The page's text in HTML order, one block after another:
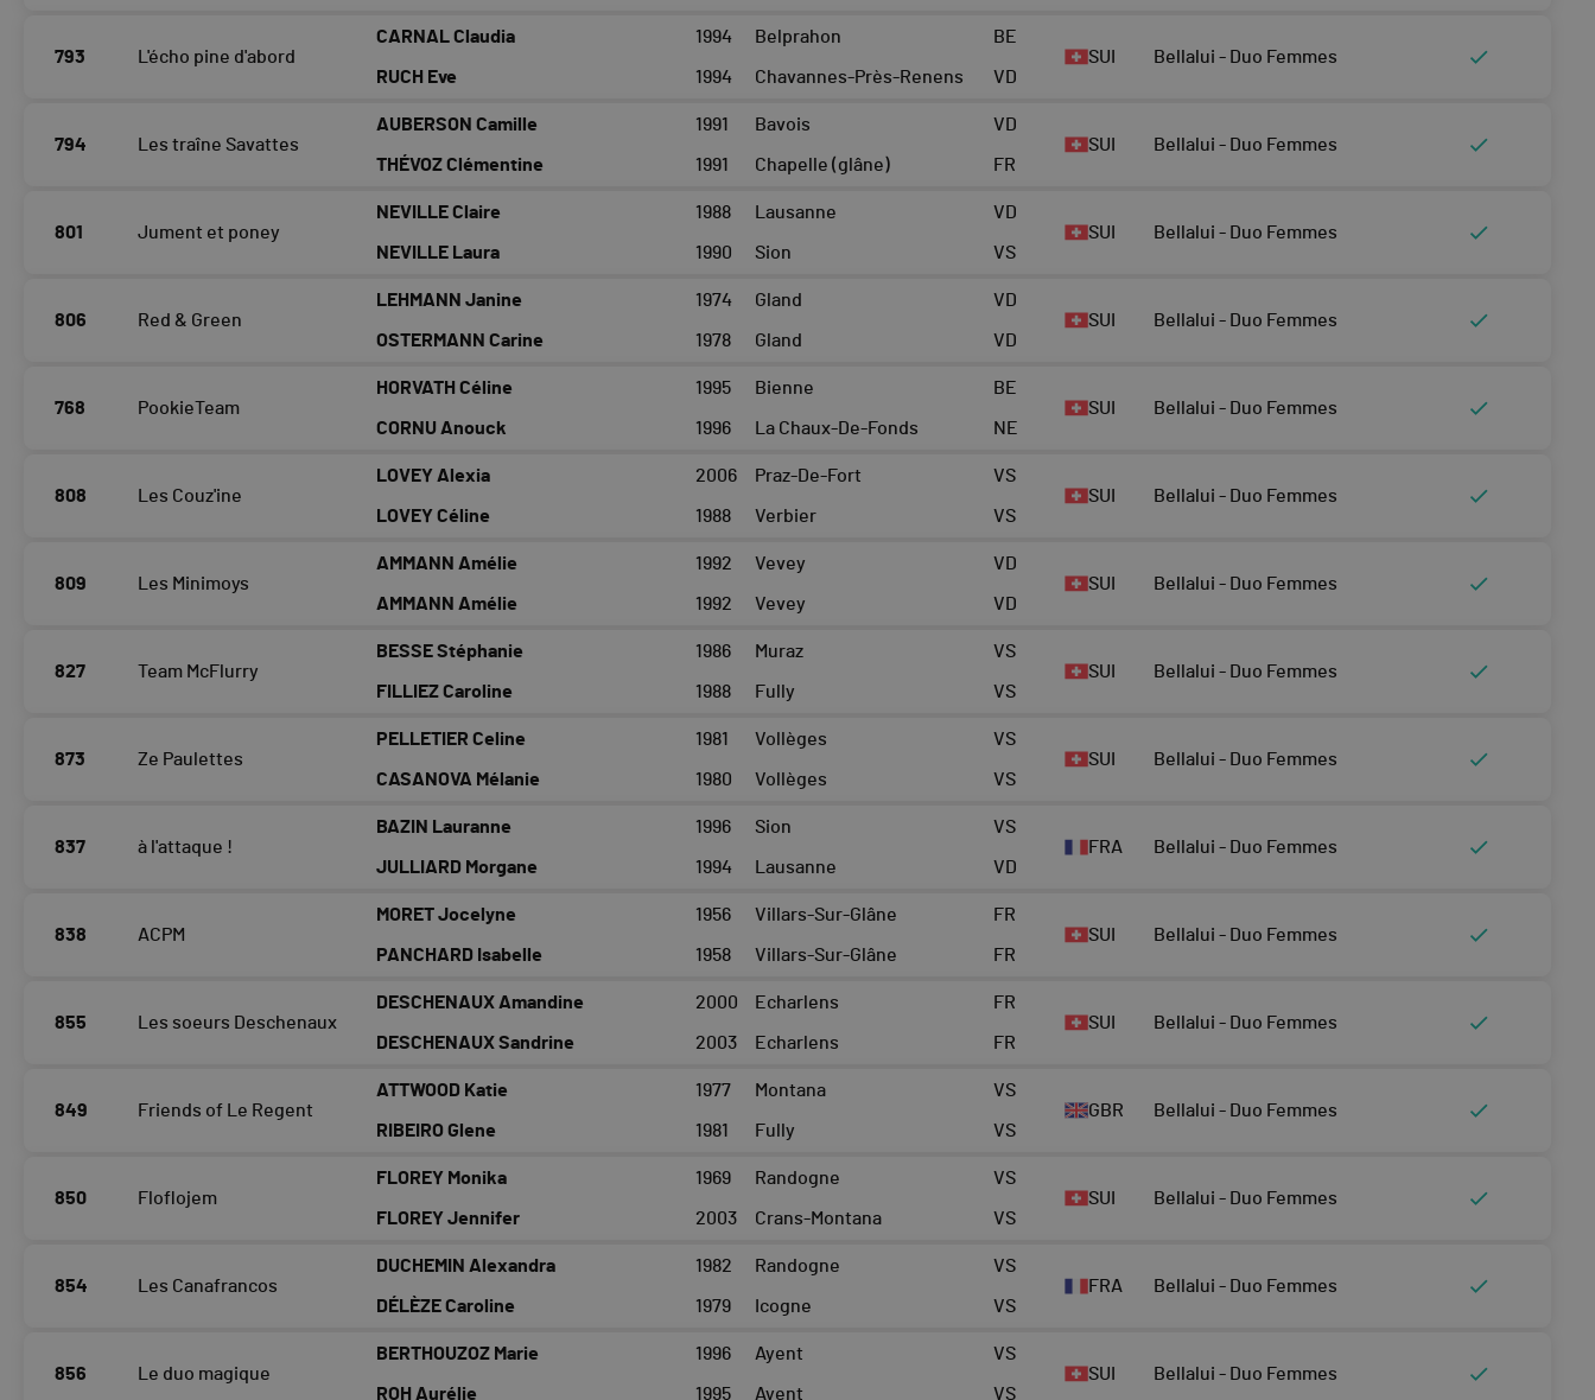
793 L'écho pine d'abord
CARNAL Claudia
RUCH Eve
1994
1994
Belprahon
Chavannes-Près-Renens
BE
VD
SUI Bellalui - Duo Femmes
794 Les traîne Savattes
AUBERSON Camille
THÉVOZ Clémentine
1991
1991
Bavois
Chapelle (glâne)
VD
FR
SUI Bellalui - Duo Femmes
801 Jument et poney
NEVILLE Claire
NEVILLE Laura
1988
1990
Lausanne
Sion
VD
VS
SUI Bellalui - Duo Femmes
806 Red & Green
LEHMANN Janine
OSTERMANN Carine
1974
1978
Gland
Gland
VD
VD
SUI Bellalui - Duo Femmes
768 PookieTeam
HORVATH Céline
CORNU Anouck
1995
1996
Bienne
La Chaux-De-Fonds
BE
NE
SUI Bellalui - Duo Femmes
808 Les Couz'ine
LOVEY Alexia
LOVEY Céline
2006
1988
Praz-De-Fort
Verbier
VS
VS
SUI Bellalui - Duo Femmes
809 Les Minimoys
AMMANN Amélie
AMMANN Amélie
1992
1992
Vevey
Vevey
VD
VD
SUI Bellalui - Duo Femmes
827 Team McFlurry
BESSE Stéphanie
FILLIEZ Caroline
1986
1988
Muraz
Fully
VS
VS
SUI Bellalui - Duo Femmes
873 Ze Paulettes
PELLETIER Celine
CASANOVA Mélanie
1981
1980
Vollèges
Vollèges
VS
VS
SUI Bellalui - Duo Femmes
837 à l'attaque !
BAZIN Lauranne
JULLIARD Morgane
1996
1994
Sion
Lausanne
VS
VD
FRA Bellalui - Duo Femmes
838 ACPM
MORET Jocelyne
PANCHARD Isabelle
1956
1958
Villars-Sur-Glâne
Villars-Sur-Glâne
FR
FR
SUI Bellalui - Duo Femmes
855 Les soeurs Deschenaux
DESCHENAUX Amandine
DESCHENAUX Sandrine
2000
2003
Echarlens
Echarlens
FR
FR
SUI Bellalui - Duo Femmes
849 Friends of Le Regent
ATTWOOD Katie
RIBEIRO Glene
1977
1981
Montana
Fully
VS
VS
GBR Bellalui - Duo Femmes
850 Floflojem
FLOREY Monika
FLOREY Jennifer
1969
2003
Randogne
Crans-Montana
VS
VS
SUI Bellalui - Duo Femmes
854 Les Canafrancos
DUCHEMIN Alexandra
DÉLÈZE Caroline
1982
1979
Randogne
Icogne
VS
VS
FRA Bellalui - Duo Femmes
856 Le duo magique
BERTHOUZOZ Marie
ROH Aurélie
1996
1995
Ayent
Ayent
VS
VS
SUI Bellalui - Duo Femmes